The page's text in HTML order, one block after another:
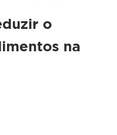
o
na